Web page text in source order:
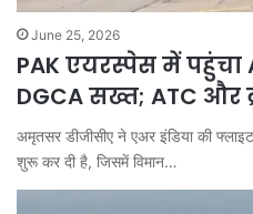
June 25, 2026
PAK एयरस्पेस में पहुंचा
DGCA सख्त; ATC और
अमृतसर डीजीसीए ने एअर इंडिया की
शुरू कर दी है, जिसमें विमान…